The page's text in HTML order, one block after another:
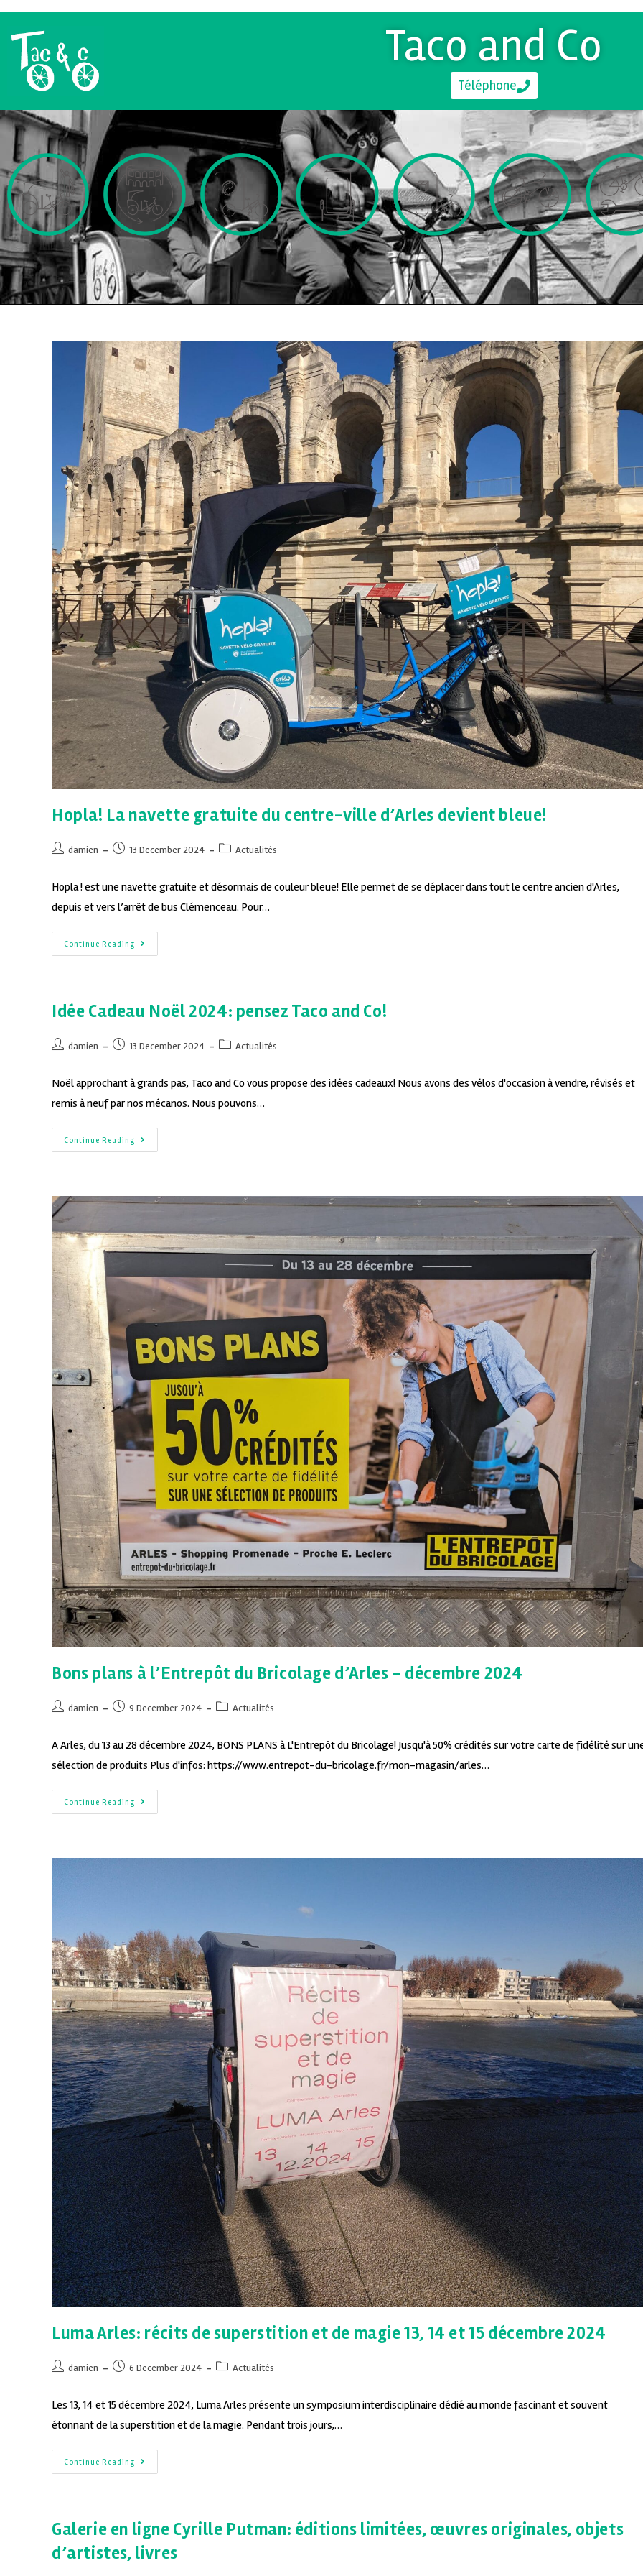
Taco and Co
Téléphone
Hopla! La navette gratuite du centre-ville d’Arles devient bleue!
damien 13 December 2024 Actualités
Hopla ! est une navette gratuite et désormais de couleur bleue! Elle permet de se déplacer dans tout le centre ancien d'Arles,
depuis et vers l’arrêt de bus Clémenceau. Pour…
Continue Reading
Idée Cadeau Noël 2024: pensez Taco and Co!
damien 13 December 2024 Actualités
Noël approchant à grands pas, Taco and Co vous propose des idées cadeaux! Nous avons des vélos d'occasion à vendre, révisés et
remis à neuf par nos mécanos. Nous pouvons…
Continue Reading
Bons plans à l’Entrepôt du Bricolage d’Arles – décembre 2024
damien 9 December 2024 Actualités
A Arles, du 13 au 28 décembre 2024, BONS PLANS à L'Entrepôt du Bricolage! Jusqu'à 50% crédités sur votre carte de fidélité sur
sélection de produits Plus d'infos: https://www.entrepot-du-bricolage.fr/mon-magasin/arles…
Continue Reading
Luma Arles: récits de superstition et de magie 13, 14 et 15 décembre 2024
damien 6 December 2024 Actualités
Les 13, 14 et 15 décembre 2024, Luma Arles présente un symposium interdisciplinaire dédié au monde fascinant et souvent
étonnant de la superstition et de la magie. Pendant trois jours,…
Continue Reading
Galerie en ligne Cyrille Putman: éditions limitées, œuvres originales, objets
d’artistes, livres